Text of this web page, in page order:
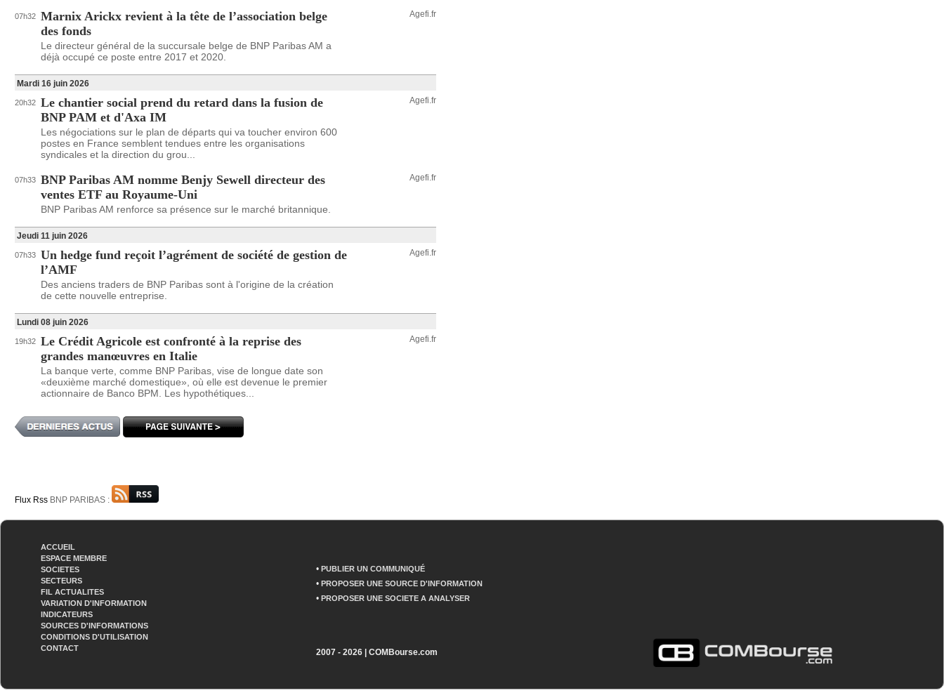
07h32 Marnix Arickx revient à la tête de l’association belge
des fonds
Le directeur général de la succursale belge de BNP Paribas AM a
déjà occupé ce poste entre 2017 et 2020.
Agefi.fr
Mardi 16 juin 2026
20h32 Le chantier social prend du retard dans la fusion de
BNP PAM et d'Axa IM
Les négociations sur le plan de départs qui va toucher environ 600
postes en France semblent tendues entre les organisations
syndicales et la direction du grou...
Agefi.fr
07h33 BNP Paribas AM nomme Benjy Sewell directeur des
ventes ETF au Royaume-Uni
BNP Paribas AM renforce sa présence sur le marché britannique.
Agefi.fr
Jeudi 11 juin 2026
07h33 Un hedge fund reçoit l’agrément de société de gestion de
l’AMF
Des anciens traders de BNP Paribas sont à l'origine de la création
de cette nouvelle entreprise.
Agefi.fr
Lundi 08 juin 2026
19h32 Le Crédit Agricole est confronté à la reprise des
grandes manœuvres en Italie
La banque verte, comme BNP Paribas, vise de longue date son
«deuxième marché domestique», où elle est devenue le premier
actionnaire de Banco BPM. Les hypothétiques...
Agefi.fr
Flux Rss BNP PARIBAS :
ACCUEIL
ESPACE MEMBRE
SOCIETES
SECTEURS
FIL ACTUALITES
VARIATION D'INFORMATION
INDICATEURS
SOURCES D'INFORMATIONS
CONDITIONS D'UTILISATION
CONTACT
• PUBLIER UN COMMUNIQUÉ
• PROPOSER UNE SOURCE D'INFORMATION
• PROPOSER UNE SOCIETE A ANALYSER
2007 - 2026 | COMBourse.com